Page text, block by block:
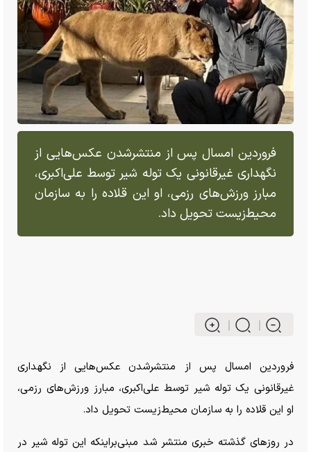
فروردین امسال پس از منتشرشدن عکس‌هایی از
نگهداری غیرقانونی یک توله شیر توسط علی‌اکبری،
مبارز ورزش‌های رزمی، او این قلاده را به سازمان
محیط‌زیست تحویل داد.
فروردین امسال پس از منتشرشدن عکس‌هایی از نگهداری
غیرقانونی یک توله شیر توسط علی‌اکبری، مبارز ورزش‌های رزمی،
او این قلاده را به سازمان محیط‌زیست تحویل داد.
در روز‌های گذشته خبری منتشر شد مبنی‌براینکه این توله شیر در